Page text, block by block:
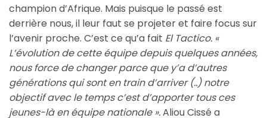
champion d’Afrique. Mais puisque le passé est
derrière nous, il leur faut se projeter et faire focus sur
l’avenir proche. C’est ce qu’a fait El Tactico. «
L’évolution de cette équipe depuis quelques années,
nous force de changer parce que y’a d’autres
générations qui sont en train d’arriver (..) notre
objectif avec le temps c’est d’apporter tous ces
jeunes-là en équipe nationale ».Aliou Cissé a